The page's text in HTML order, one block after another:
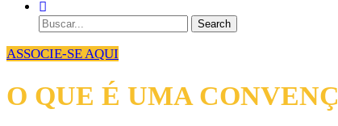
ASSOCIE-SE AQUI
O QUE É UMA